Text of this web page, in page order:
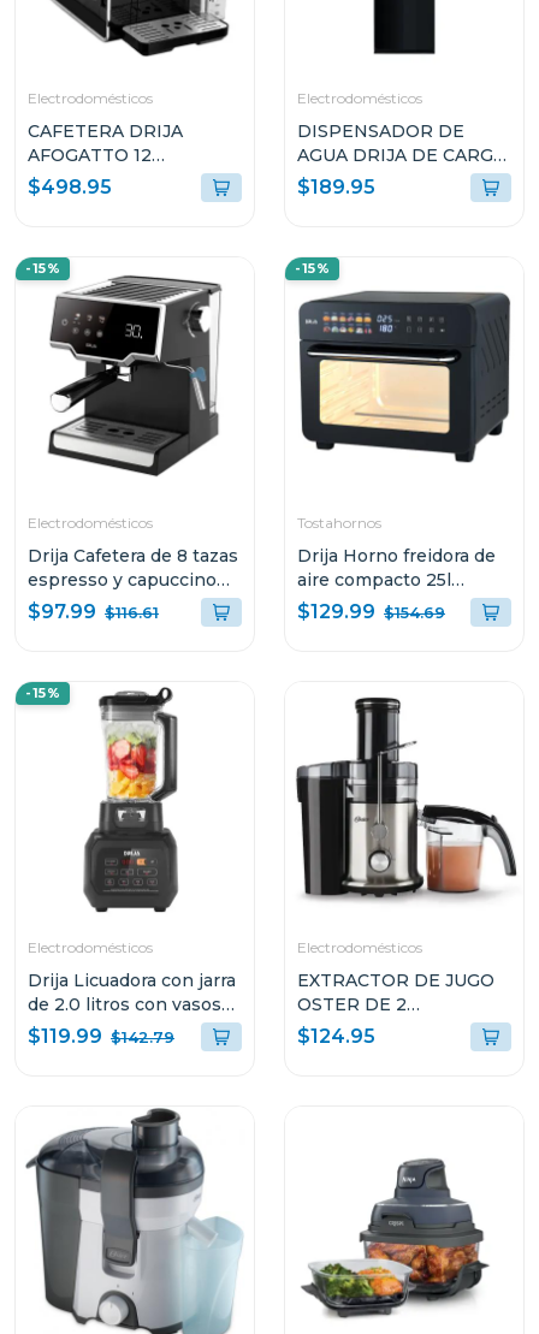
Electrodomésticos
CAFETERA DRIJA
AFOGATTO 12
ESPRESSO Y
CAPUCCINO CON
INTEGRADO
$498.95
Electrodomésticos
DISPENSADOR DE
AGUA DRIJA DE CARGA
INFERIOR DE 20L
COLOR NEGRO ACQUA
$189.95
-15%
Electrodomésticos
Drija Cafetera de 8 tazas
espresso y capuccino
sistema digital con
sistema espumador
$97.99 $116.61
-15%
Tostahornos
Drija Horno freidora de
aire compacto 25l
bruschetta
$129.99 $154.69
-15%
Electrodomésticos
Drija Licuadora con jarra
de 2.0 litros con vasos
personales miscelatore
$119.99 $142.79
Electrodomésticos
EXTRACTOR DE JUGO
OSTER DE 2
VELOCIDADES
FPSTJE320S
$124.95